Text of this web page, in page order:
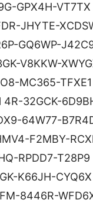
GPX4H-VT7TX
JHYTE-
GQ6WP-
V8KKW-
MC365-TFXE1
32GCK-
64W77-
F2MBY-
RPDD7-T28P9
K66JH-CYQ6X
8446R-